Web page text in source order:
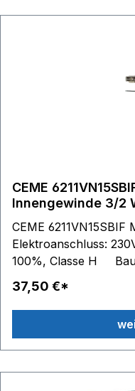
CEME
Innengewinde 3/2
CEME
Elektroanschluss:
100%, Classe H
Innengwinde G1/8
37,50 €*